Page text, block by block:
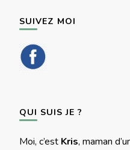
SUIVEZ MOI
QUI SUIS JE ?
Moi, c’est Kris, maman